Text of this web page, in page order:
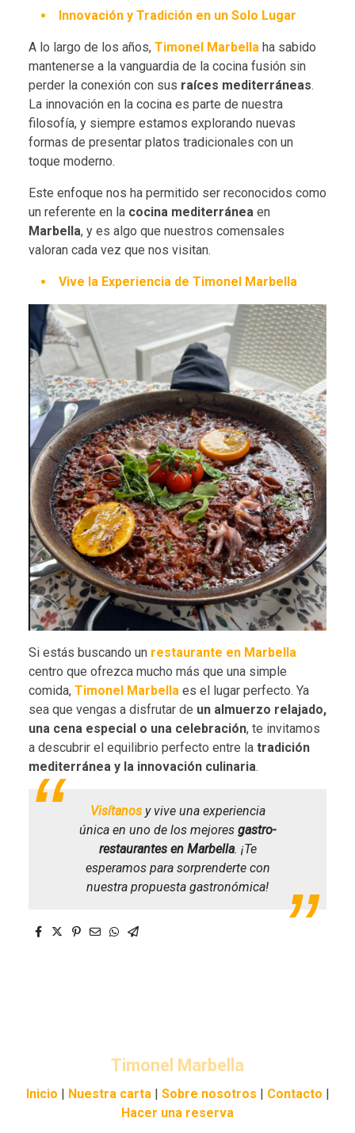
Innovación y Tradición en un Solo Lugar
A lo largo de los años, Timonel Marbella ha sabido
mantenerse a la vanguardia de la cocina fusión sin
perder la conexión con sus raíces mediterráneas.
La innovación en la cocina es parte de nuestra
filosofía, y siempre estamos explorando nuevas
formas de presentar platos tradicionales con un
toque moderno.
Este enfoque nos ha permitido ser reconocidos como
un referente en la cocina mediterránea en
Marbella, y es algo que nuestros comensales
valoran cada vez que nos visitan.
Vive la Experiencia de Timonel Marbella
Si estás buscando un restaurante en Marbella
centro que ofrezca mucho más que una simple
comida, Timonel Marbella es el lugar perfecto. Ya
sea que vengas a disfrutar de un almuerzo relajado,
una cena especial o una celebración, te invitamos
a descubrir el equilibrio perfecto entre la tradición
mediterránea y la innovación culinaria.
Visítanosy vive una experiencia
única en uno de los mejores gastro-
restaurantes en Marbella. ¡Te
esperamos para sorprenderte con
nuestra propuesta gastronómica!
Timonel Marbella
Inicio | Nuestra carta| Sobre nosotros | Contacto |
Hacer una reserva